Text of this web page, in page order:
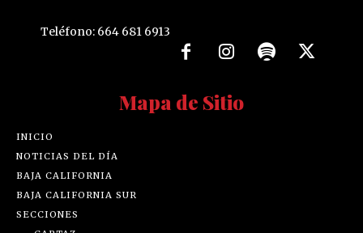
Teléfono: 664 681 6913
Mapa de Sitio
INICIO
NOTICIAS DEL DÍA
BAJA CALIFORNIA
BAJA CALIFORNIA SUR
SECCIONES